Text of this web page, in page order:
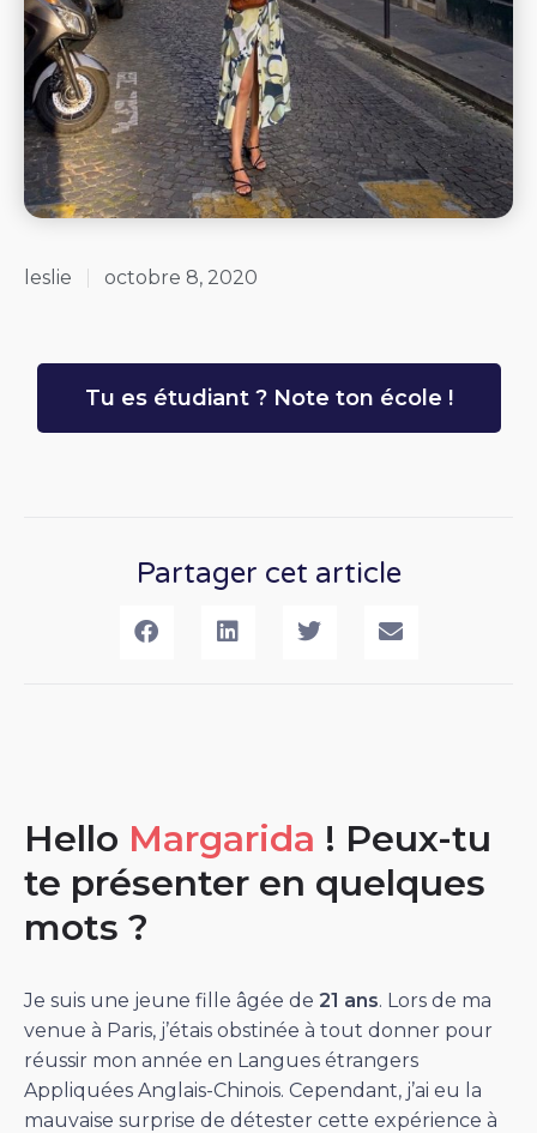
leslie octobre 8, 2020
Tu es étudiant ? Note ton école !
Partager cet article
Hello Margarida ! Peux-tu
te présenter en quelques
mots ?
Je suis une jeune fille âgée de 21 ans. Lors de ma
venue à Paris, j’étais obstinée à tout donner pour
réussir mon année en Langues étrangers
Appliquées Anglais-Chinois. Cependant, j’ai eu la
mauvaise surprise de détester cette expérience à